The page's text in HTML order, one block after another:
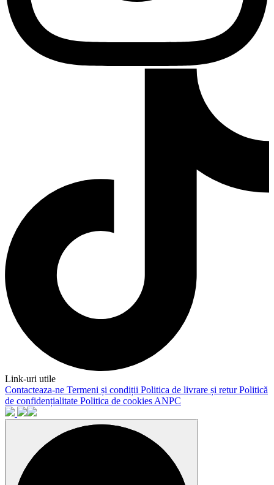
Link-uri utile
Contacteaza-ne Termeni și condiții Politica de livrare și returPolitică
de confidențialitate Politica de cookies ANPC